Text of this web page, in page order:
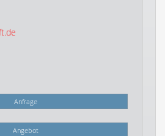
Anfrage
Angebot